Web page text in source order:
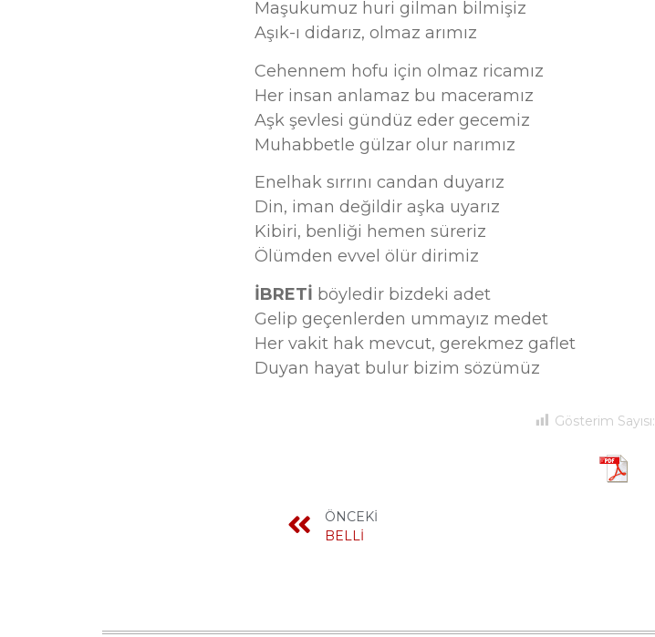
Maşukumuz huri gilman bilmişiz
Aşık-ı didarız, olmaz arımız
Cehennem hofu için olmaz ricamız
Her insan anlamaz bu maceramız
Aşk şevlesi gündüz eder gecemiz
Muhabbetle gülzar olur narımız
Enelhak sırrını candan duyarız
Din, iman değildir aşka uyarız
Kibiri, benliği hemen süreriz
Ölümden evvel ölür dirimiz
İBRETİ böyledir bizdeki adet
Gelip geçenlerden ummayız medet
Her vakit hak mevcut, gerekmez gaflet
Duyan hayat bulur bizim sözümüz
Gösterim Sayısı:
ÖNCEKİ
BELLİ